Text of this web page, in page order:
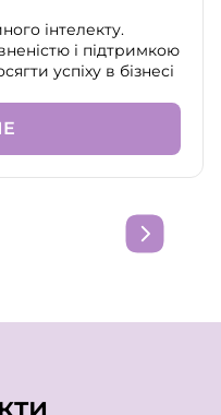
інтелекту.
і підтримкою
успіху в бізнесі